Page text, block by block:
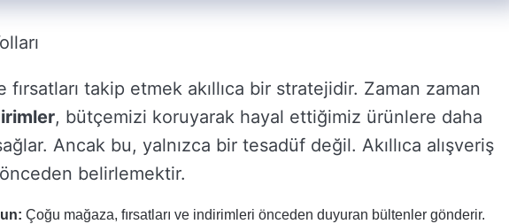
takip etmek akıllıca bir stratejidir. Zaman zaman
, bütçemizi koruyarak hayal ettiğimiz ürünlere daha
Ancak bu, yalnızca bir tesadüf değil. Akıllıca alışveriş
önceden belirlemektir.
Çoğu mağaza, fırsatları ve indirimleri önceden duyuran bültenler gönderir.